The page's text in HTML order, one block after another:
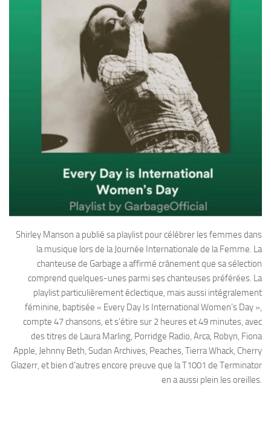
Shirley Manson a publié sa playlist pour célébrer les femmes dans
la musique lors de la Journée Internationale de la Femme. La
chanteuse de Garbage a affirmé crânement que sa sélection
comprend quelques-unes parmi ses chanteuses préférées. La
playlist particulièrement éclectique, mais aussi intégralement
féminine, baptisée « Every Day Is International Women’s Day »,
compte 47 chansons, et s’étire sur 2 heures et 49 minutes, avec
des titres de Laura Marling, Porridge Radio, Arca, Robyn, Fiona
Apple, Jehnny Beth, Sudan Archives, Peaches, Tierra Whack, Cherry
Glazerr, et bien d’autres encore preuve que la T1001 de Terminator
en a aussi plein les oreilles.